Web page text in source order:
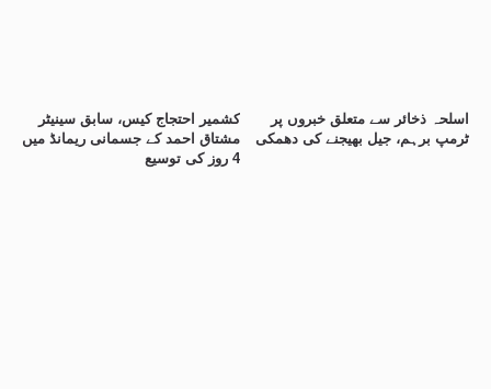
کشمیر احتجاج کیس، سابق سینیٹر
مشتاق احمد کے جسمانی ریمانڈ میں
4 روز کی توسیع
اسلحہ ذخائر سے متعلق خبروں پر
ٹرمپ برہم، جیل بھیجنے کی دھمکی